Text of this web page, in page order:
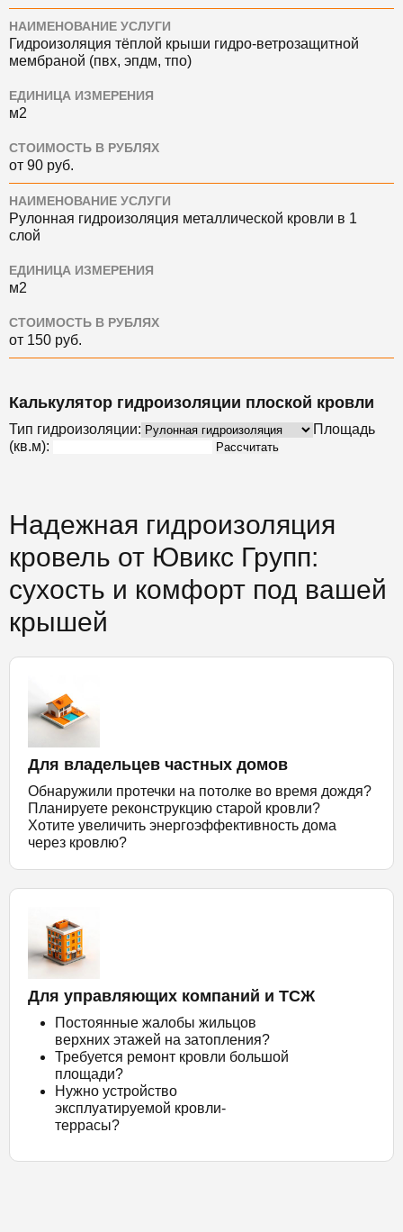
НАИМЕНОВАНИЕ УСЛУГИ
Гидроизоляция тёплой крыши гидро-ветрозащитной
мембраной (пвх, эпдм, тпо)
ЕДИНИЦА ИЗМЕРЕНИЯ
м2
СТОИМОСТЬ В РУБЛЯХ
от 90 руб.
НАИМЕНОВАНИЕ УСЛУГИ
Рулонная гидроизоляция металлической кровли в 1
слой
ЕДИНИЦА ИЗМЕРЕНИЯ
м2
СТОИМОСТЬ В РУБЛЯХ
от 150 руб.
Калькулятор гидроизоляции плоской кровли
Тип гидроизоляции:
Площадь
(кв.м):
Рассчитать
Надежная гидроизоляция
кровель от Ювикс Групп:
сухость и комфорт под вашей
крышей
Для владельцев частных домов
Обнаружили протечки на потолке во время дождя?
Планируете реконструкцию старой кровли?
Хотите увеличить энергоэффективность дома
через кровлю?
Для управляющих компаний и ТСЖ
Постоянные жалобы жильцов
верхних этажей на затопления?
Требуется ремонт кровли большой
площади?
Нужно устройство
эксплуатируемой кровли-
террасы?